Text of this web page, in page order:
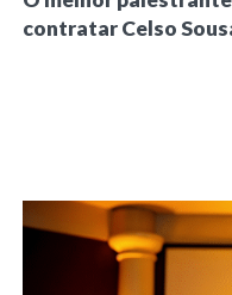
contratar Celso